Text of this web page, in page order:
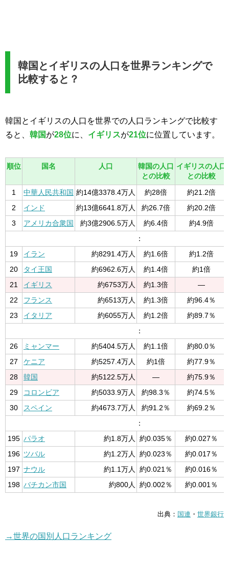
韓国とイギリスの人口を世界ランキングで
比較すると？
韓国とイギリスの人口を世界での人口ランキングで比較す
ると、 韓国が28位に、 イギリスが21位に位置しています。
順位 国名 人口
韓国の人口
との比較
イギリスの人口
との比較
1
中華人民共和国 約14億3378.4万人 約28倍
約21.2倍
2
インド 約13億6641.8万人 約26.7倍
約20.2倍
3
アメリカ合衆国 約3億2906.5万人 約6.4倍
約4.9倍
：
19
イラン 約8291.4万人 約1.6倍
約1.2倍
20
タイ王国 約6962.6万人 約1.4倍
約1倍
21
イギリス 約6753万人 約1.3倍
—
22
フランス 約6513万人 約1.3倍
約96.4％
23
イタリア 約6055万人 約1.2倍
約89.7％
：
26
ミャンマー 約5404.5万人 約1.1倍
約80.0％
27
ケニア 約5257.4万人 約1倍
約77.9％
28
韓国 約5122.5万人 —
約75.9％
29
コロンビア 約5033.9万人 約98.3％
約74.5％
30
スペイン 約4673.7万人 約91.2％
約69.2％
：
195 パラオ 約1.8万人 約0.035％
約0.027％
196 ツバル 約1.2万人 約0.023％
約0.017％
197 ナウル 約1.1万人 約0.021％
約0.016％
198 バチカン市国 約800人 約0.002％ 約0.001％
出典： 国連 ・ 世界銀行
→世界の国別人口ランキング